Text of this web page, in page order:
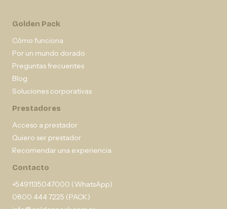
Golden Pack
Cómo funciona
Por un mundo dorado
Preguntas frecuentes
Blog
Soluciones corporativas
Prestadores
Acceso a prestador
Quiero ser prestador
Recomendar una experiencia
Contacto
+5491135047000 (WhatsApp)
0800 444 7225 (PACK)